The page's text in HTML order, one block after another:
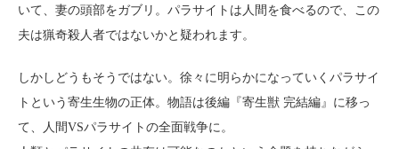
いて、妻の頭部をガブリ。パラサイトは人間を食べるので、この
夫は猟奇殺人者ではないかと疑われます。
しかしどうもそうではない。徐々に明らかになっていくパラサイ
トという寄生生物の正体。物語は後編『寄生獣 完結編』に移っ
て、人間VSパラサイトの全面戦争に。